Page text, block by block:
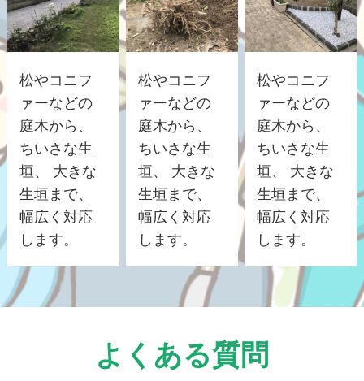
松やコニフ
ァーなどの
庭木から、
ちいさな生
垣、 大きな
生垣まで、
幅広く対応
します。
松やコニフ
ァーなどの
庭木から、
ちいさな生
垣、 大きな
生垣まで、
幅広く対応
します。
松やコニフ
ァーなどの
庭木から、
ちいさな生
垣、 大きな
生垣まで、
幅広く対応
します。
よくある質問